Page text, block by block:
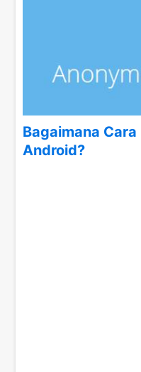
Bagaimana
Android?